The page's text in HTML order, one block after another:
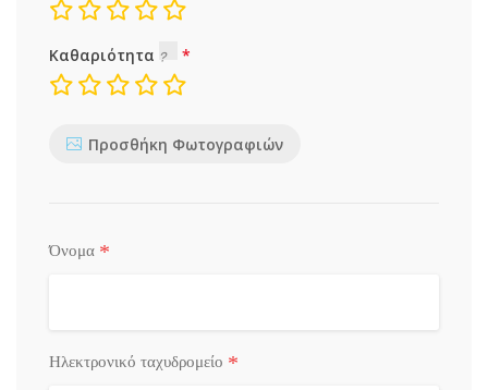
Καθαριότητα
Προσθήκη Φωτογραφιών
Όνομα *
Ηλεκτρονικό ταχυδρομείο *